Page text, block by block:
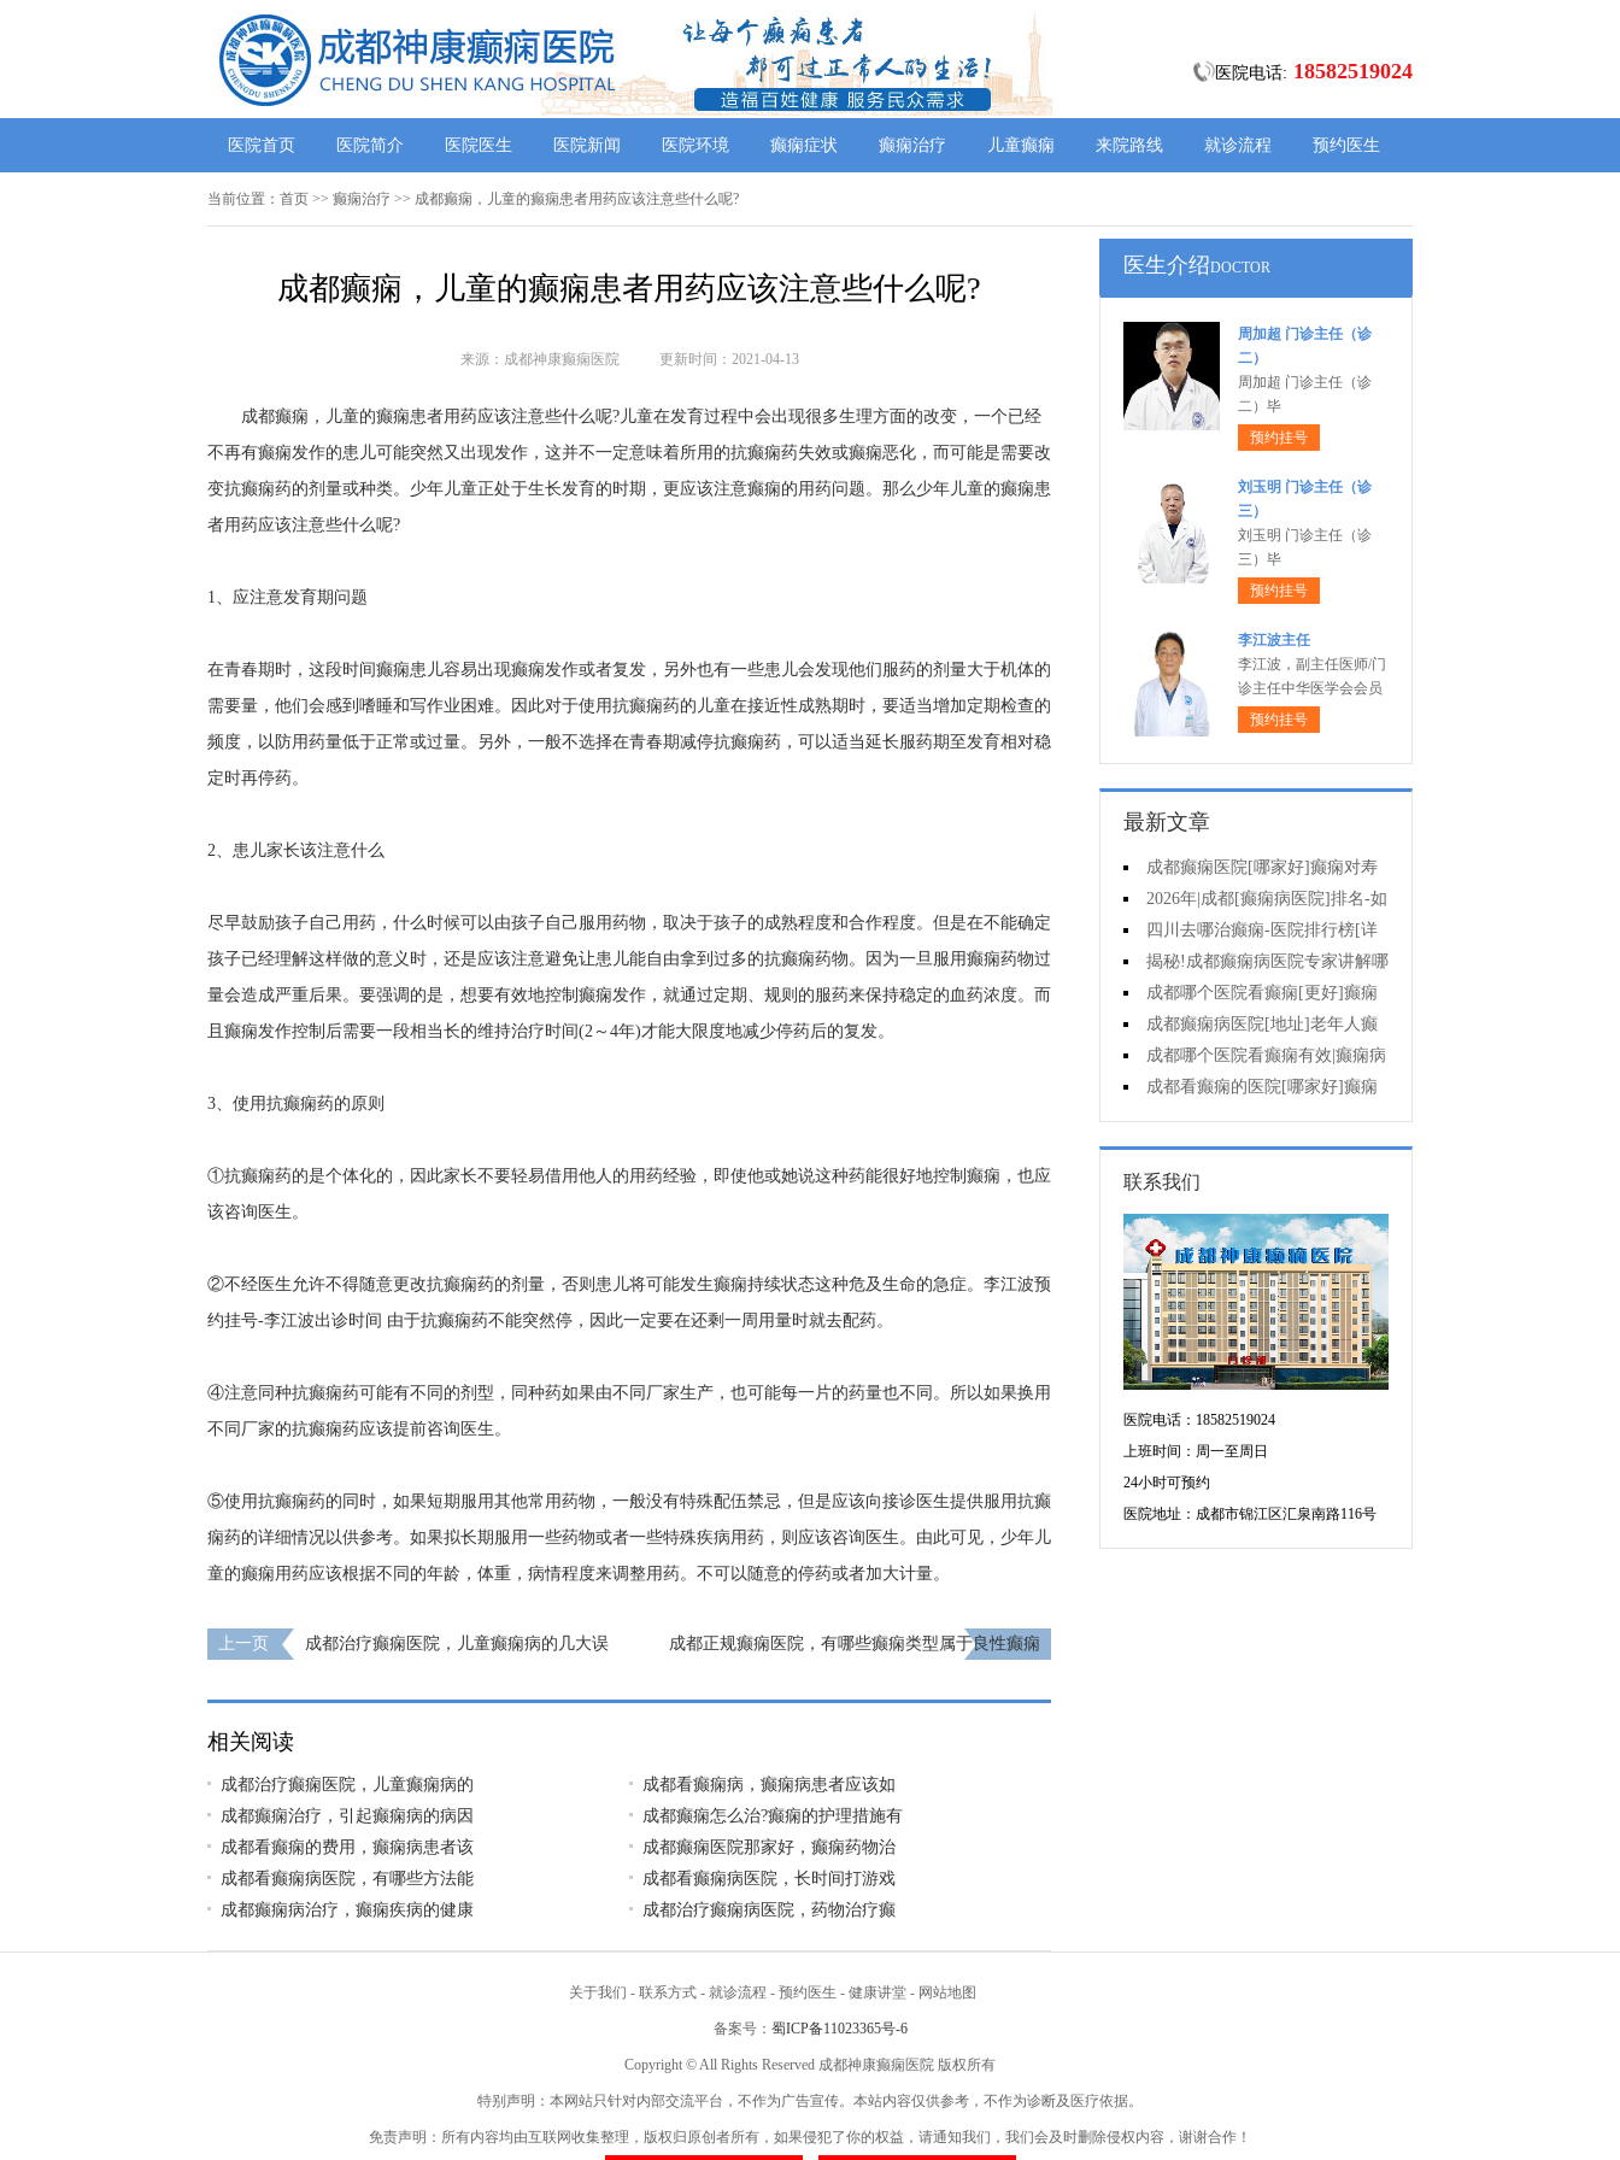
医院电话: 18582519024
医院首页 医院简介 医院医生 医院新闻 医院环境 癫痫症状 癫痫治疗 儿童癫痫 来院路线 就诊流程 预约医生
当前位置： 首页 >> 癫痫治疗 >> 成都癫痫，儿童的癫痫患者用药应该注意些什么呢?
成都癫痫，儿童的癫痫患者用药应该注意些什么呢?
来源：成都神康癫痫医院 更新时间：2021-04-13
成都癫痫，儿童的癫痫患者用药应该注意些什么呢?儿童在发育过程中会出现很多生理方面的改变，一个已经
不再有癫痫发作的患儿可能突然又出现发作，这并不一定意味着所用的抗癫痫药失效或癫痫恶化，而可能是需要改
变抗癫痫药的剂量或种类。少年儿童正处于生长发育的时期，更应该注意癫痫的用药问题。那么少年儿童的癫痫患
者用药应该注意些什么呢?
1、应注意发育期问题
在青春期时，这段时间癫痫患儿容易出现癫痫发作或者复发，另外也有一些患儿会发现他们服药的剂量大于机体的
需要量，他们会感到嗜睡和写作业困难。因此对于使用抗癫痫药的儿童在接近性成熟期时，要适当增加定期检查的
频度，以防用药量低于正常或过量。另外，一般不选择在青春期减停抗癫痫药，可以适当延长服药期至发育相对稳
定时再停药。
2、患儿家长该注意什么
尽早鼓励孩子自己用药，什么时候可以由孩子自己服用药物，取决于孩子的成熟程度和合作程度。但是在不能确定
孩子已经理解这样做的意义时，还是应该注意避免让患儿能自由拿到过多的抗癫痫药物。因为一旦服用癫痫药物过
量会造成严重后果。要强调的是，想要有效地控制癫痫发作，就通过定期、规则的服药来保持稳定的血药浓度。而
且癫痫发作控制后需要一段相当长的维持治疗时间(2～4年)才能大限度地减少停药后的复发。
3、使用抗癫痫药的原则
①抗癫痫药的是个体化的，因此家长不要轻易借用他人的用药经验，即使他或她说这种药能很好地控制癫痫，也应
该咨询医生。
②不经医生允许不得随意更改抗癫痫药的剂量，否则患儿将可能发生癫痫持续状态这种危及生命的急症。 李江波预
约挂号-李江波出诊时间 由于抗癫痫药不能突然停，因此一定要在还剩一周用量时就去配药。
④注意同种抗癫痫药可能有不同的剂型，同种药如果由不同厂家生产，也可能每一片的药量也不同。所以如果换用
不同厂家的抗癫痫药应该提前咨询医生。
⑤使用抗癫痫药的同时，如果短期服用其他常用药物，一般没有特殊配伍禁忌，但是应该向接诊医生提供服用抗癫
痫药的详细情况以供参考。如果拟长期服用一些药物或者一些特殊疾病用药，则应该咨询医生。由此可见，少年儿
童的癫痫用药应该根据不同的年龄，体重，病情程度来调整用药。不可以随意的停药或者加大计量。
上一页
成都治疗癫痫医院，儿童癫痫病的几大误
成都正规癫痫医院，有哪些癫痫类型属于良性癫痫
相关阅读
成都治疗癫痫医院，儿童癫痫病的
成都看癫痫病，癫痫病患者应该如
成都癫痫治疗，引起癫痫病的病因
成都癫痫怎么治?癫痫的护理措施有
成都看癫痫的费用，癫痫病患者该
成都癫痫医院那家好，癫痫药物治
成都看癫痫病医院，有哪些方法能
成都看癫痫病医院，长时间打游戏
成都癫痫病治疗，癫痫疾病的健康
成都治疗癫痫病医院，药物治疗癫
医生介绍DOCTOR
周加超 门诊主任（诊
二）
周加超 门诊主任（诊
二）毕
预约挂号
刘玉明 门诊主任（诊
三）
刘玉明 门诊主任（诊
三）毕
预约挂号
李江波主任
李江波，副主任医师/门
诊主任中华医学会会员
预约挂号
最新文章
成都癫痫医院[哪家好]癫痫对寿
命有影响吗?
2026年|成都[癫痫病医院]排名-如
何预防癫痫治疗走入误区?
四川去哪治癫痫-医院排行榜[详
细排名]小儿癫痫病要如何治疗?
揭秘!成都癫痫病医院专家讲解哪
些方法治疗癫痫好?
成都哪个医院看癫痫[更好]癫痫
为什么会诱发?
成都癫痫病医院[地址]老年人癫
痫平时要注意什么?
成都哪个医院看癫痫有效|癫痫病
人能熬夜吗?
成都看癫痫的医院[哪家好]癫痫
病人生活中如何护理?
联系我们
医院电话：18582519024
上班时间：周一至周日
24小时可预约
医院地址：成都市锦江区汇泉南路116号
关于我们 - 联系方式 - 就诊流程 - 预约医生 - 健康讲堂 - 网站地图
备案号： 蜀ICP备11023365号-6
Copyright © All Rights Reserved 成都神康癫痫医院 版权所有
特别声明：本网站只针对内部交流平台，不作为广告宣传。本站内容仅供参考，不作为诊断及医疗依据。
免责声明：所有内容均由互联网收集整理，版权归原创者所有，如果侵犯了你的权益，请通知我们，我们会及时删除侵权内容，谢谢合作！